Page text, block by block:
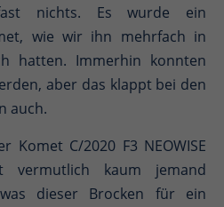
nichts. Es wurde ein
wie wir ihn mehrfach in
hatten. Immerhin konnten
aber das klappt bei den
auch.
Komet C/2020 F3 NEOWISE
vermutlich kaum jemand
dieser Brocken für ein